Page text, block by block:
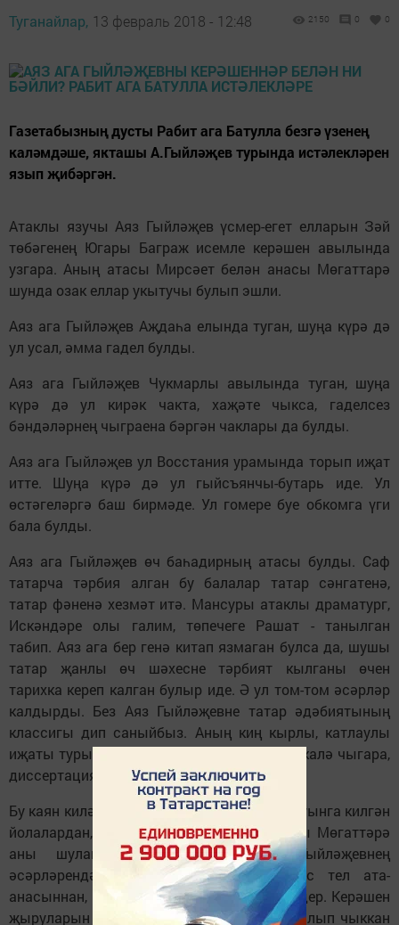
Туганайлар, 13 февраль 2018 - 12:48 2150 0 0
Газетабызның дусты Рабит ага Батулла безгә үзенең
каләмдәше, якташы А.Гыйләҗев турында истәлекләрен
язып җибәргән.
Атаклы язучы Аяз Гыйләҗев үсмер-егет елларын Зәй
төбәгенең Югары Баграж исемле керәшен авылында
узгара. Аның атасы Мирсәет белән анасы Мөгаттарә
шунда озак еллар укытучы булып эшли.
Аяз ага Гыйләҗев Аҗдаһа елында туган, шуңа күрә дә
ул усал, әмма гадел булды.
Аяз ага Гыйләҗев Чукмарлы авылында туган, шуңа
күрә дә ул кирәк чакта, хаҗәте чыкса, гаделсез
бәндәләрнең чыграена бәргән чаклары да булды.
Аяз ага Гыйләҗев ул Восстания урамында торып иҗат
итте. Шуңа күрә дә ул гыйсъянчы-бутарь иде. Ул
өстәгеләргә баш бирмәде. Ул гомере буе обкомга үги
бала булды.
Аяз ага Гыйләҗев өч баһадирның атасы булды. Саф
татарча тәрбия алган бу балалар татар сәнгатенә,
татар фәненә хезмәт итә. Мансуры атаклы драматург,
Искәндәре олы галим, төпечеге Рашат - танылган
табип. Аяз ага бер генә китап язмаган булса да, шушы
татар җанлы өч шәхесне тәрбият кылганы өчен
тарихка кереп калган булыр иде. Ә ул том-том әсәрләр
калдырды. Без Аяз Гыйләҗевне татар әдәбиятының
классигы дип саныйбыз. Аның киң кырлы, катлаулы
иҗаты турында галимнәр мәкалә арты мәкалә чыгара,
диссертацияләр яклый.
Бу каян килә соң? Ата-анадан, буынынан буынга килгән
йолалардан, атасы Мирсәет агадан, анасы Мөгаттәрә
аны шулай тәрбия кылган. Аяз Гыйләҗевнең
әсәрләрендәге сурәтле, халыкчан нәфис тел ата-
анасыннан, керәшеннәр мохитыннан киләдер. Керәшен
җыруларын сәхнәгә. дөньяга иң беренче алып чыккан